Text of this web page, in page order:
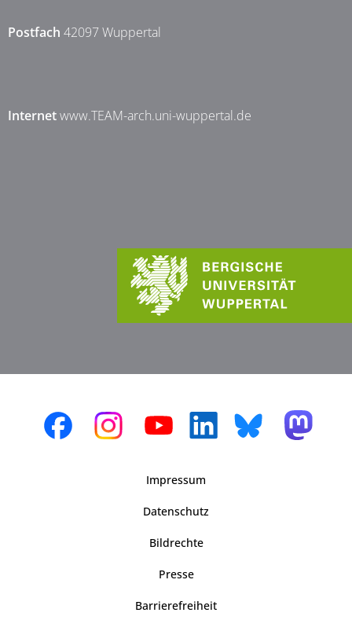
Postfach 42097 Wuppertal
Internetwww.TEAM-arch.uni-wuppertal.de
Impressum
Datenschutz
Bildrechte
Presse
Barrierefreiheit